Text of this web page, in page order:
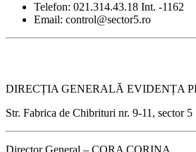
Telefon: 021.314.43.18 Int. -1162
Email: control@sector5.ro
DIRECȚIA GENERALĂ EVIDENȚA
Str. Fabrica de Chibrituri nr. 9-11, sector 5